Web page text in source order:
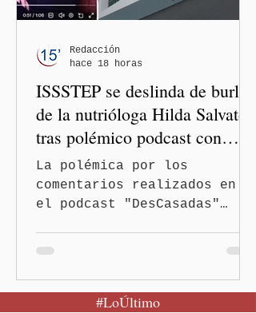
general de FINABIEN, María
destacó que esta alianza
responde a la instrucción
de la presidenta de Mé
ISSSTEP se deslinda de burlas
de la nutrióloga Hilda Salvatori
tras polémico podcast con
diputadas de Morena
La polémica por los
comentarios realizados en
el podcast "DesCasadas"
Trabajadores al Servicio de
los Poderes del Estado de
Redacción
hace 18 horas
#LoÚltimo